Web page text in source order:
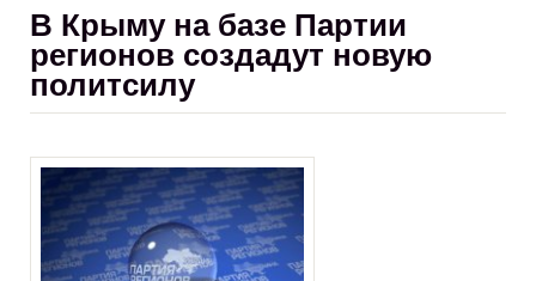
В Крыму на базе Партии
регионов создадут новую
политсилу